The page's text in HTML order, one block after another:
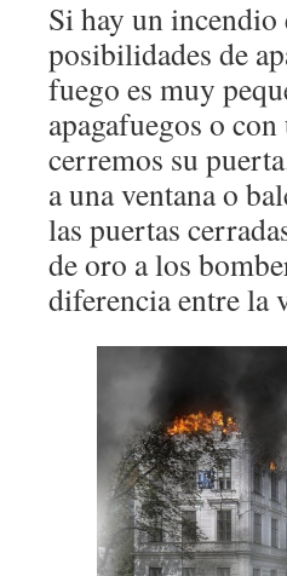
Si hay un incendio
posibilidades de
fuego es muy
apagafuegos o
cerremos su
a una ventana o
las puertas
de oro a los
diferencia entre la